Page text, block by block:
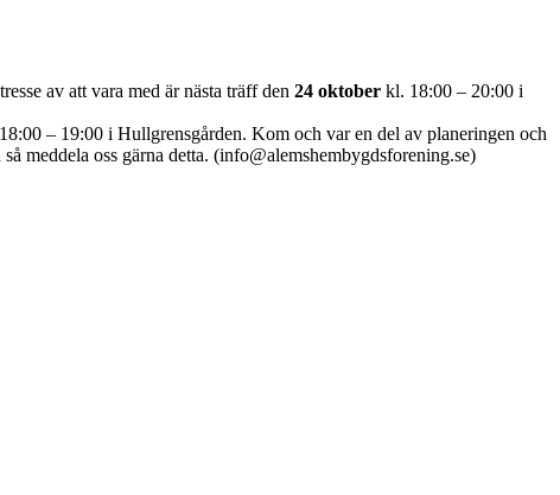
av att vara med är nästa träff den 24 oktober kl. 18:00 – 20:00 i
– 19:00 i Hullgrensgården. Kom och var en del av planeringen och
meddela oss gärna detta. (info@alemshembygdsforening.se)